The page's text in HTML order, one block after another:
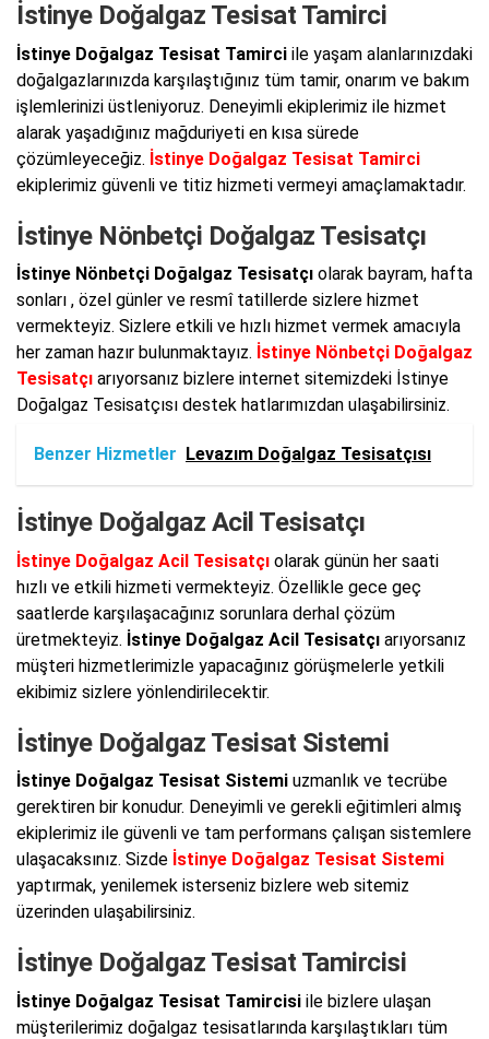
İstinye Doğalgaz Tesisat Tamirci
İstinye Doğalgaz Tesisat Tamirci ile yaşam alanlarınızdaki
doğalgazlarınızda karşılaştığınız tüm tamir, onarım ve bakım
işlemlerinizi üstleniyoruz. Deneyimli ekiplerimiz ile hizmet
alarak yaşadığınız mağduriyeti en kısa sürede
çözümleyeceğiz. İstinye Doğalgaz Tesisat Tamirci
ekiplerimiz güvenli ve titiz hizmeti vermeyi amaçlamaktadır.
İstinye Nönbetçi Doğalgaz Tesisatçı
İstinye Nönbetçi Doğalgaz Tesisatçı olarak bayram, hafta
sonları , özel günler ve resmî tatillerde sizlere hizmet
vermekteyiz. Sizlere etkili ve hızlı hizmet vermek amacıyla
her zaman hazır bulunmaktayız. İstinye Nönbetçi Doğalgaz
Tesisatçı arıyorsanız bizlere internet sitemizdeki İstinye
Doğalgaz Tesisatçısı destek hatlarımızdan ulaşabilirsiniz.
Benzer Hizmetler Levazım Doğalgaz Tesisatçısı
İstinye Doğalgaz Acil Tesisatçı
İstinye Doğalgaz Acil Tesisatçı olarak günün her saati
hızlı ve etkili hizmeti vermekteyiz. Özellikle gece geç
saatlerde karşılaşacağınız sorunlara derhal çözüm
üretmekteyiz. İstinye Doğalgaz Acil Tesisatçı arıyorsanız
müşteri hizmetlerimizle yapacağınız görüşmelerle yetkili
ekibimiz sizlere yönlendirilecektir.
İstinye Doğalgaz Tesisat Sistemi
İstinye Doğalgaz Tesisat Sistemi uzmanlık ve tecrübe
gerektiren bir konudur. Deneyimli ve gerekli eğitimleri almış
ekiplerimiz ile güvenli ve tam performans çalışan sistemlere
ulaşacaksınız. Sizde İstinye Doğalgaz Tesisat Sistemi
yaptırmak, yenilemek isterseniz bizlere web sitemiz
üzerinden ulaşabilirsiniz.
İstinye Doğalgaz Tesisat Tamircisi
İstinye Doğalgaz Tesisat Tamircisi ile bizlere ulaşan
müşterilerimiz doğalgaz tesisatlarında karşılaştıkları tüm